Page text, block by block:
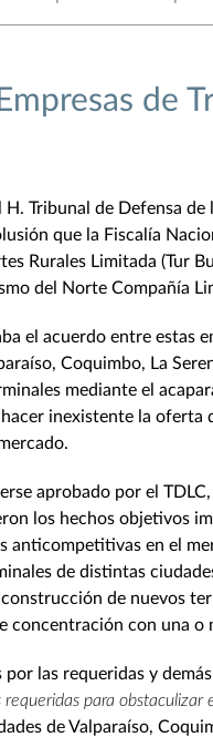
de
Tribunal de Defensa
que la Fiscalía
Rurales Limitada (Tur
del Norte Compañía
el acuerdo entre estas
Coquimbo, La
mediante el
inexistente la oferta
aprobado por el
los hechos objetivos
anticompetitivas en el
de distintas
de nuevos
concentración con una o
las requeridas y
para obstaculizar
de Valparaíso,